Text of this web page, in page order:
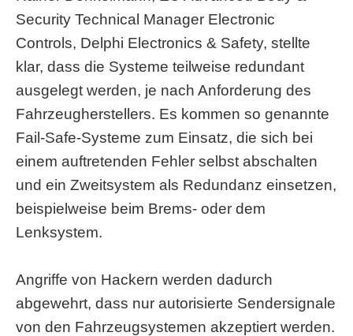
Security Technical Manager Electronic
Controls, Delphi Electronics & Safety, stellte
klar, dass die Systeme teilweise redundant
ausgelegt werden, je nach Anforderung des
Fahrzeugherstellers. Es kommen so genannte
Fail-Safe-Systeme zum Einsatz, die sich bei
einem auftretenden Fehler selbst abschalten
und ein Zweitsystem als Redundanz einsetzen,
beispielweise beim Brems- oder dem
Lenksystem.
Angriffe von Hackern werden dadurch
abgewehrt, dass nur autorisierte Sendersignale
von den Fahrzeugsystemen akzeptiert werden.